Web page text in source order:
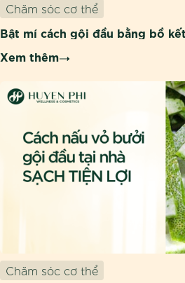
Chăm sóc cơ thể
Bật mí cách gội đầu bằng bồ
Xem thêm
Chăm sóc cơ thể